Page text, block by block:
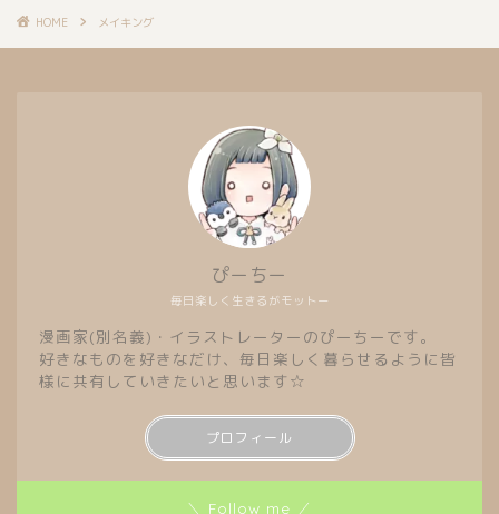
HOME メイキング
毎日楽しく生きるがモットー
ぴーちー
漫画家(別名義)・イラストレーターのぴーちーです。
好きなものを好きなだけ、毎日楽しく暮らせるように皆
様に共有していきたいと思います☆
プロフィール
＼ Follow me ／